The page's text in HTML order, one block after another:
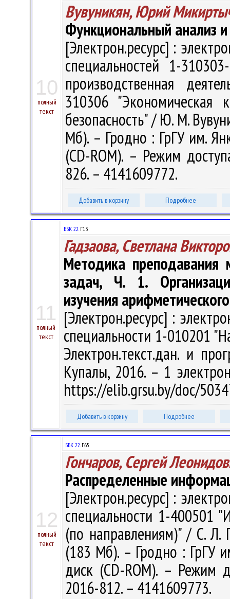
10
полный
текст
Вувуникян, Юрий
Функциональный анализ
[Электрон.ресурс] :
специальностей 1-
производственная
310306 "Экономическая
безопасность" / Ю. М.
Мб). – Гродно : ГрГУ им.
(CD-ROM). – Режим
826. – 4141609772.
Добавить в корзину Подробнее
11
полный
текст
ББК 22.Г13
Гадзаова, Светлана
Методика
задач, Ч. 1.
изучения
[Электрон.ресурс] :
специальности 1-010201
Электрон.текст.дан. и
Купалы, 2016. – 1
https://elib.grsu.by/doc/
Добавить в корзину Подробнее
12
полный
текст
ББК 22.Г65
Гончаров, Сергей
Распределенные
[Электрон.ресурс] :
специальности 1-400501
(по направлениям)" / С. Л.
(183 Мб). – Гродно : ГрГУ
диск (CD-ROM). – Режим
2016-812. – 4141609773.